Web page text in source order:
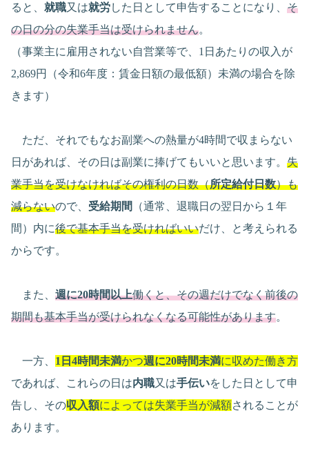
ると、 就職又は就労した日として申告することになり、 そ
の日の分の失業手当は受けられません。
（事業主に雇用されない自営業等で、1日あたりの収入が
2,869円（令和6年度：賃金日額の最低額）未満の場合を除
きます）
ただ、それでもなお副業への熱量が4時間で収まらない
日があれば、その日は副業に捧げてもいいと思います。 失
業手当を受けなければその権利の日数（所定給付日数）も
減らないので、 受給期間
（通常、退職日の翌日から１年
間）内に後で基本手当を受ければいいだけ、と考えられる
からです。
また、 週に20時間以上働くと、その週だけでなく前後の
期間も基本手当が受けられなくなる可能性があります。
一方、 1日4時間未満かつ週に20時間未満に収めた働き方
であれば、これらの日は内職又は手伝いをした日として申
告し、その収入額によっては失業手当が減額されることが
あります。